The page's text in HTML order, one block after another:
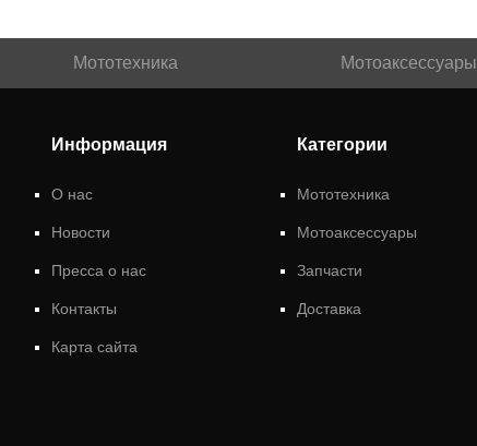
Мототехника Мотоаксессуары
Информация
О нас
Новости
Пресса о нас
Контакты
Карта сайта
Категории
Мототехника
Мотоаксессуары
Запчасти
Доставка